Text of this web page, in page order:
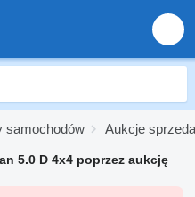
samochodów Aukcje
5.0 D 4x4 poprzez aukcję